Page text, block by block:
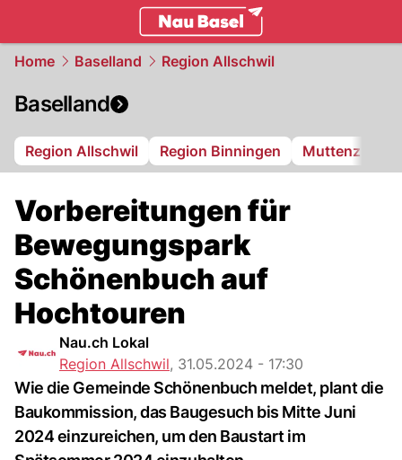
Home Baselland Region Allschwil
Baselland
Region Allschwil Region Binningen Muttenz
Vorbereitungen für
Bewegungspark
Schönenbuch auf
Hochtouren
Nau.ch Lokal
Region Allschwil, 31.05.2024 - 17:30
Wie die Gemeinde Schönenbuch meldet, plant die
Baukommission, das Baugesuch bis Mitte Juni
2024 einzureichen, um den Baustart im